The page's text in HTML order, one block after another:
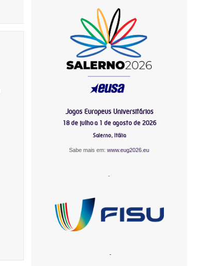
Jogos Europeus Universitários
18 de julho a 1 de agosto de 2026
Salerno, Itália
Sabe mais em:www.eug2026.eu
-
-